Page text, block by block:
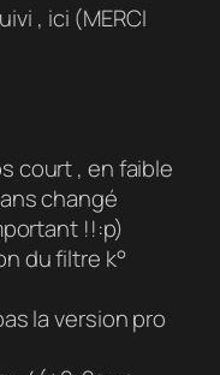
, ici (MERCI
court , en faible
changé
!!:p)
du filtre k°
la version pro